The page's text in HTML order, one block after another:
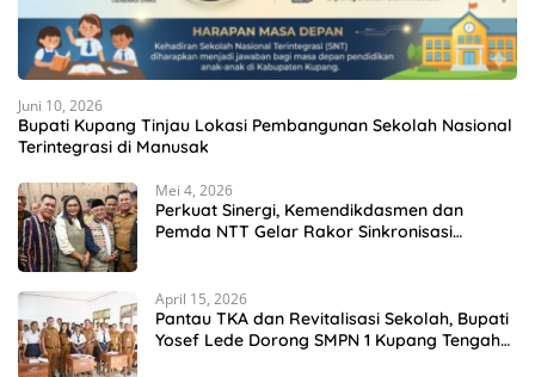
Juni 10, 2026
Bupati Kupang Tinjau Lokasi Pembangunan Sekolah Nasional
Terintegrasi di Manusak
Mei 4, 2026
Perkuat Sinergi, Kemendikdasmen dan
Pemda NTT Gelar Rakor Sinkronisasi
April 15, 2026
Pantau TKA dan Revitalisasi Sekolah, Bupati
Yosef Lede Dorong SMPN 1 Kupang Tengah